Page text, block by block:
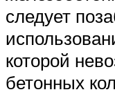
следует
которой
бетонных